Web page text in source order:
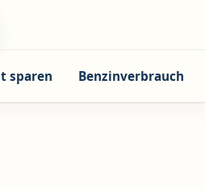
sparen Benzinverbrauch